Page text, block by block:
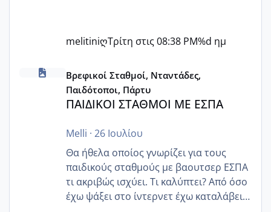
melitiniღΤρίτη στις 08:38 PM%d ημ
ΠΑΙΔΙΚΟΙ ΣΤΑΘΜΟΙ ΜΕ ΕΣΠΑ
Βρεφικοί Σταθμοί, Νταντάδες,
Παιδότοποι, Πάρτυ
ΠΑΙΔΙΚΟΙ ΣΤΑΘΜΟΙ ΜΕ ΕΣΠΑ
Melli · 26 Ιουλίου
Θα ήθελα οποίος γνωρίζει για τους
παιδικούς σταθμούς με βαουτσερ ΕΣΠΑ
τι ακριβώς ισχύει. Τι καλύπτει? Από όσο
έχω ψάξει στο ίντερνετ έχω καταλάβει